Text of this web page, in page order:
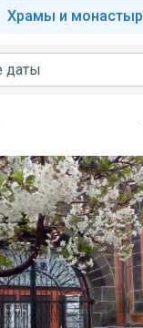
Храмы и
даты